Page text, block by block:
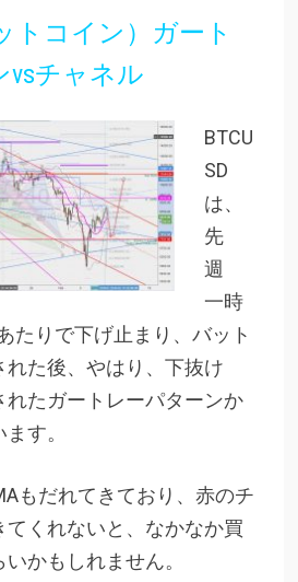
トコイン）ガート
vsチャネル
BTCU
SD
は、
先
週
一時
たりで下げ止まり、バット
た後、やはり、下抜け
れたガートレーパターンか
す。
もだれてきており、赤のチ
てくれないと、なかなか買
かもしれません。